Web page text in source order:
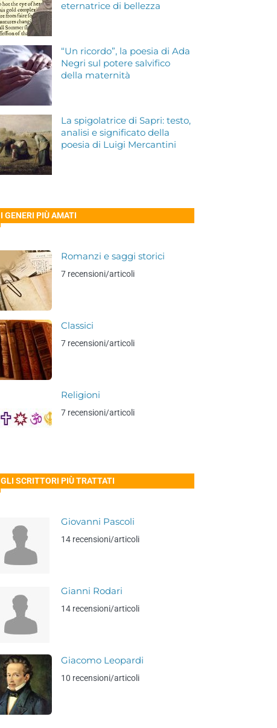
eternatrice di bellezza
“Un ricordo”, la poesia di Ada
Negri sul potere salvifico
della maternità
La spigolatrice di Sapri: testo,
analisi e significato della
poesia di Luigi Mercantini
I GENERI PIÙ AMATI
Romanzi e saggi storici
7 recensioni/articoli
Classici
7 recensioni/articoli
Religioni
7 recensioni/articoli
GLI SCRITTORI PIÙ TRATTATI
Giovanni Pascoli
14 recensioni/articoli
Gianni Rodari
14 recensioni/articoli
Giacomo Leopardi
10 recensioni/articoli